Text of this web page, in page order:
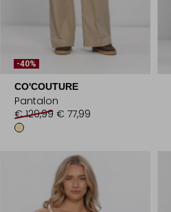
-40%
CO'COUTURE
Pantalon
€ 129,99 € 77,99